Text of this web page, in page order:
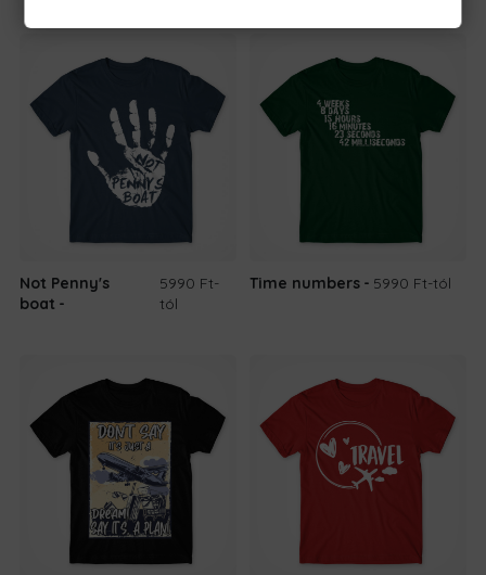
Not Penny's
boat
5990 Ft-
tól
Time numbers 5990 Ft-tól